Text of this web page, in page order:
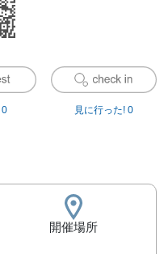
0 見に行った! 0
開催場所